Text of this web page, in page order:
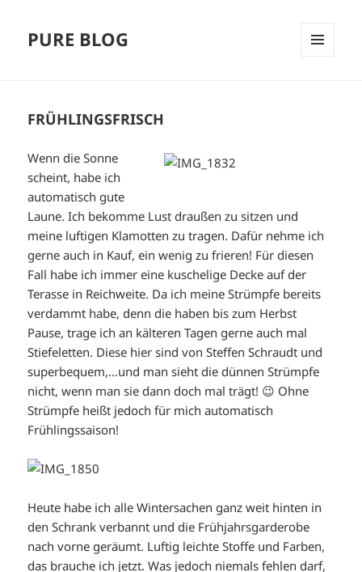
PURE BLOG
FRÜHLINGSFRISCH
Wenn die Sonne
scheint, habe ich
automatisch gute
Laune. Ich bekomme Lust draußen zu sitzen und
meine luftigen Klamotten zu tragen. Dafür nehme ich
gerne auch in Kauf, ein wenig zu frieren! Für diesen
Fall habe ich immer eine kuschelige Decke auf der
Terasse in Reichweite. Da ich meine Strümpfe bereits
verdammt habe, denn die haben bis zum Herbst
Pause, trage ich an kälteren Tagen gerne auch mal
Stiefeletten. Diese hier sind von Steffen Schraudt und
superbequem,…und man sieht die dünnen Strümpfe
nicht, wenn man sie dann doch mal trägt! 😉 Ohne
Strümpfe heißt jedoch für mich automatisch
Frühlingssaison!
Heute habe ich alle Wintersachen ganz weit hinten in
den Schrank verbannt und die Frühjahrsgarderobe
nach vorne geräumt. Luftig leichte Stoffe und Farben,
das brauche ich jetzt. Was jedoch niemals fehlen darf,